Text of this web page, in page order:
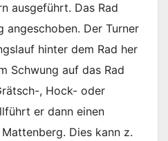
ausgeführt. Das Rad
angeschoben. Der Turner
hinter dem Rad her
Schwung auf das Rad
, Hock- oder
er dann einen
Dies kann z.